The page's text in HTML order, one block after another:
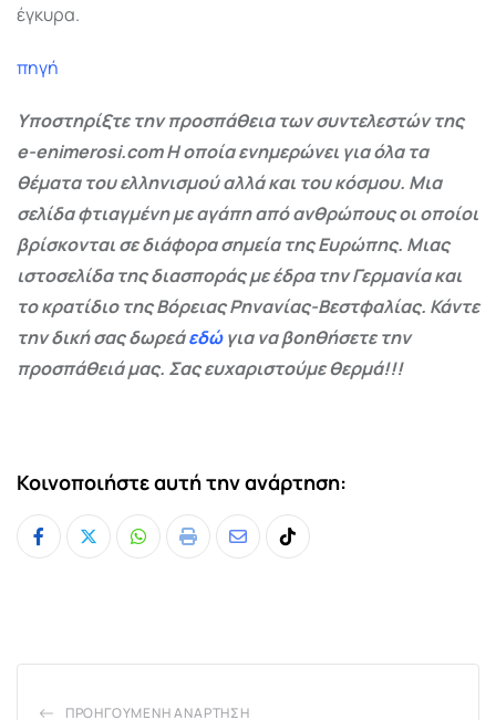
έγκυρα.
πηγή
Υποστηρίξτε την προσπάθεια των συντελεστών της
e-enimerosi.com Η οποία ενημερώνει για όλα τα
θέματα του ελληνισμού αλλά και του κόσμου. Μια
σελίδα φτιαγμένη με αγάπη από ανθρώπους οι οποίοι
βρίσκονται σε διάφορα σημεία της Ευρώπης. Μιας
ιστοσελίδα της διασποράς με έδρα την Γερμανία και
το κρατίδιο της Βόρειας Ρηνανίας-Βεστφαλίας. Κάντε
την δική σας δωρεάεδώγια να βοηθήσετε την
προσπάθειά μας. Σας ευχαριστούμε θερμά!!!
Κοινοποιήστε αυτή την ανάρτηση:
Whatsapp
Print
ShareTiktok
ΠΡΟΗΓΟΎΜΕΝΗ ΑΝΆΡΤΗΣΗ